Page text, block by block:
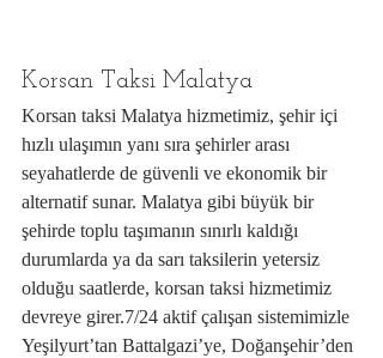
Korsan Taksi Malatya
Korsan taksi Malatya hizmetimiz, şehir içi
hızlı ulaşımın yanı sıra şehirler arası
seyahatlerde de güvenli ve ekonomik bir
alternatif sunar. Malatya gibi büyük bir
şehirde toplu taşımanın sınırlı kaldığı
durumlarda ya da sarı taksilerin yetersiz
olduğu saatlerde, korsan taksi hizmetimiz
devreye girer.7/24 aktif çalışan sistemimizle
Yeşilyurt’tan Battalgazi’ye, Doğanşehir’den